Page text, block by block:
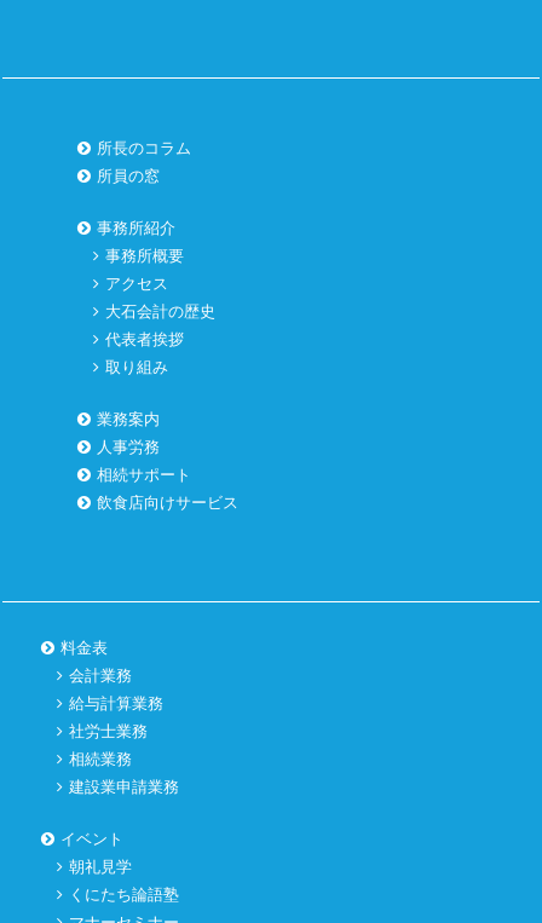
所長のコラム
所員の窓
事務所紹介
事務所概要
アクセス
大石会計の歴史
代表者挨拶
取り組み
業務案内
人事労務
相続サポート
飲食店向けサービス
料金表
会計業務
給与計算業務
社労士業務
相続業務
建設業申請業務
イベント
朝礼見学
くにたち論語塾